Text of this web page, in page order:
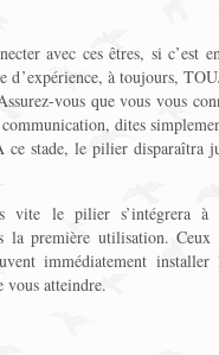
avec ces êtres, si c’est
d’expérience, à toujours,
vous que vous vous
dites
stade, le pilier disparaîtra
vite le pilier s’intégrera à
la première utilisation.
immédiatement
vous atteindre.